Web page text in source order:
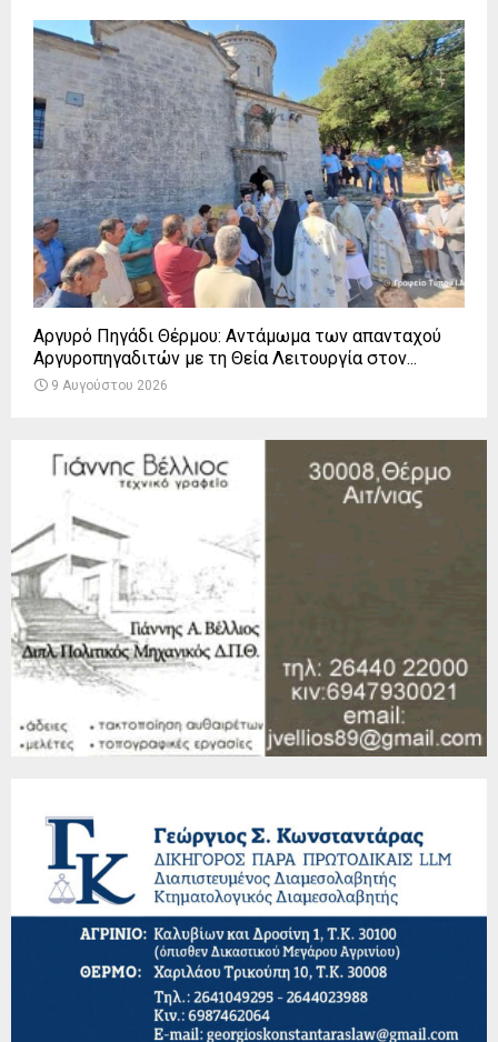
Αργυρό Πηγάδι Θέρμου: Αντάμωμα των απανταχού
Αργυροπηγαδιτών με τη Θεία Λειτουργία στον...
9 Αυγούστου 2026